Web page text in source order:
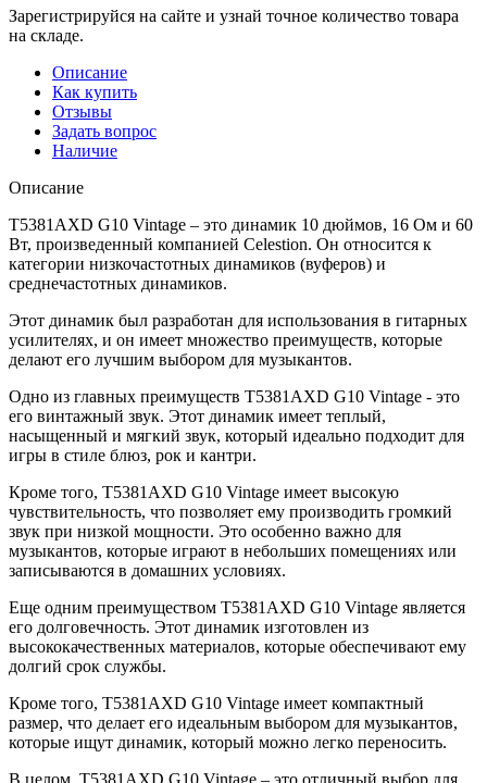
Зарегистрируйся на сайте и узнай точное количество товара
на складе.
Описание
Как купить
Отзывы
Задать вопрос
Наличие
Описание
T5381AXD G10 Vintage – это динамик 10 дюймов, 16 Ом и 60
Вт, произведенный компанией Celestion. Он относится к
категории низкочастотных динамиков (вуферов) и
среднечастотных динамиков.
Этот динамик был разработан для использования в гитарных
усилителях, и он имеет множество преимуществ, которые
делают его лучшим выбором для музыкантов.
Одно из главных преимуществ T5381AXD G10 Vintage - это
его винтажный звук. Этот динамик имеет теплый,
насыщенный и мягкий звук, который идеально подходит для
игры в стиле блюз, рок и кантри.
Кроме того, T5381AXD G10 Vintage имеет высокую
чувствительность, что позволяет ему производить громкий
звук при низкой мощности. Это особенно важно для
музыкантов, которые играют в небольших помещениях или
записываются в домашних условиях.
Еще одним преимуществом T5381AXD G10 Vintage является
его долговечность. Этот динамик изготовлен из
высококачественных материалов, которые обеспечивают ему
долгий срок службы.
Кроме того, T5381AXD G10 Vintage имеет компактный
размер, что делает его идеальным выбором для музыкантов,
которые ищут динамик, который можно легко переносить.
В целом, T5381AXD G10 Vintage – это отличный выбор для